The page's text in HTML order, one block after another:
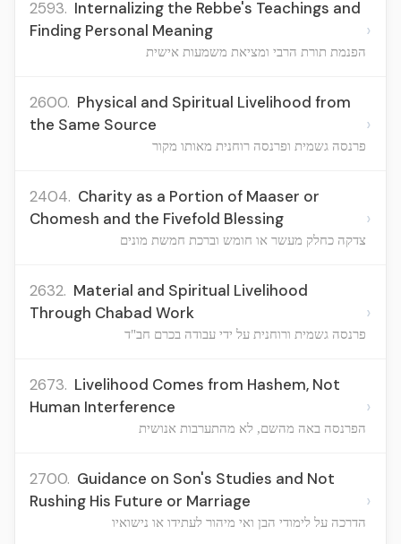
2593. Internalizing the Rebbe's Teachings and
Finding Personal Meaning
הפנמת תורת הרבי ומציאת משמעות אישית
›
2600. Physical and Spiritual Livelihood from
the Same Source
פרנסה גשמית ופרנסה רוחנית מאותו מקור
›
2404. Charity as a Portion of Maaser or
Chomesh and the Fivefold Blessing
צדקה כחלק מעשר או חומש וברכת חמשת מונים
›
2632. Material and Spiritual Livelihood
Through Chabad Work
פרנסה גשמית ורוחנית על ידי עבודה בכרם חב"ד
›
2673. Livelihood Comes from Hashem, Not
Human Interference
הפרנסה באה מהשם, לא מהתערבות אנושית
›
2700. Guidance on Son's Studies and Not
Rushing His Future or Marriage
הדרכה על לימודי הבן ואי מיהור לעתידו או נישואיו
›